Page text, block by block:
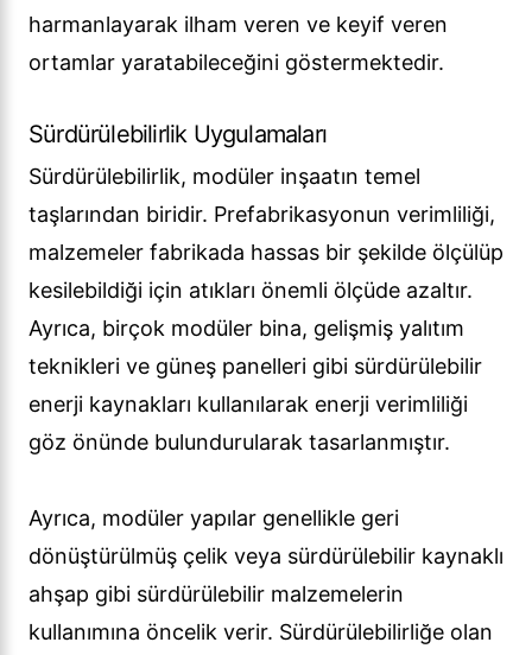
harmanlayarak ilham veren ve keyif veren
ortamlar yaratabileceğini göstermektedir.
Sürdürülebilirlik Uygulamaları
Sürdürülebilirlik, modüler inşaatın temel
taşlarından biridir. Prefabrikasyonun verimliliği,
malzemeler fabrikada hassas bir şekilde ölçülüp
kesilebildiği için atıkları önemli ölçüde azaltır.
Ayrıca, birçok modüler bina, gelişmiş yalıtım
teknikleri ve güneş panelleri gibi sürdürülebilir
enerji kaynakları kullanılarak enerji verimliliği
göz önünde bulundurularak tasarlanmıştır.
Ayrıca, modüler yapılar genellikle geri
dönüştürülmüş çelik veya sürdürülebilir kaynaklı
ahşap gibi sürdürülebilir malzemelerin
kullanımına öncelik verir. Sürdürülebilirliğe olan